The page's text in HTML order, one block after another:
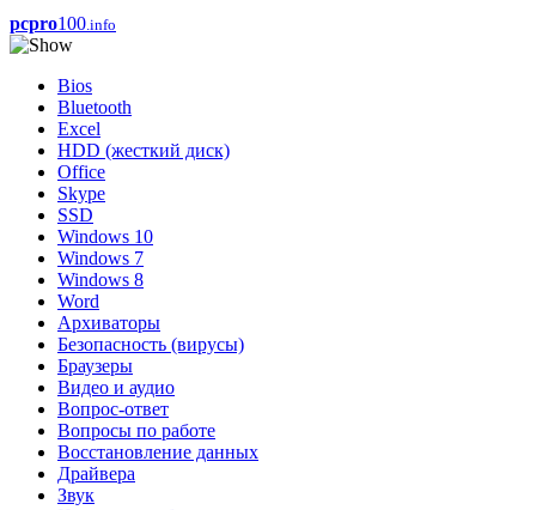
pcpro100.info
Bios
Bluetooth
Excel
HDD (жесткий диск)
Office
Skype
SSD
Windows 10
Windows 7
Windows 8
Word
Архиваторы
Безопасность (вирусы)
Браузеры
Видео и аудио
Вопрос-ответ
Вопросы по работе
Восстановление данных
Драйвера
Звук